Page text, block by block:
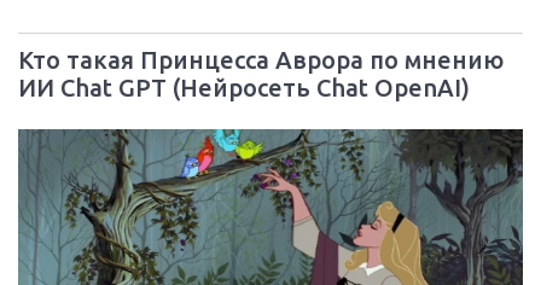
Кто такая Принцесса Аврора по мнению
ИИ Chat GPT (Нейросеть Chat OpenAI)